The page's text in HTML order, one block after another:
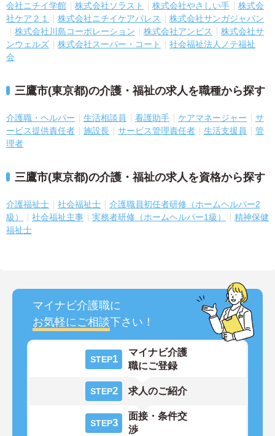
会社ニチイ学館
株式会社ソラスト 株式会社やさしい手
株式会
社ケア２１
株式会社ニチイケアパレス
株式会社サンガジャパン
株式会社川島コーポレーション
株式会社アンビス
株式会社サ
ンウェルズ
株式会社スーパー・コート
社会福祉法人ノテ福祉
会
三鷹市(東京都)の介護・福祉の求人を職種から探す
介護職・ヘルパー 生活相談員 看護助手 ケアマネージャー
サ
ービス提供責任者
施設長 サービス管理責任者 生活支援員
管
理者
三鷹市(東京都)の介護・福祉の求人を資格から探す
介護福祉士 社会福祉士
介護職員初任者研修（ホームヘルパー2
級）
社会福祉主事 実務者研修（ホームヘルパー1級）
精神保健
福祉士
マイナビ介護職に
お気軽にご相談下さい！
STEP1
マイナビ介護
職にご登録
STEP2 求人のご紹介
STEP3
面接・条件交
渉